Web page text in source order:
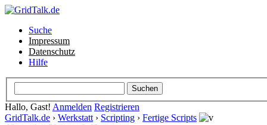
Suche
Impressum
Datenschutz
Hilfe
Hallo, Gast! Anmelden Registrieren
GridTalk.de › Werkstatt › Scripting › Fertige Scripts